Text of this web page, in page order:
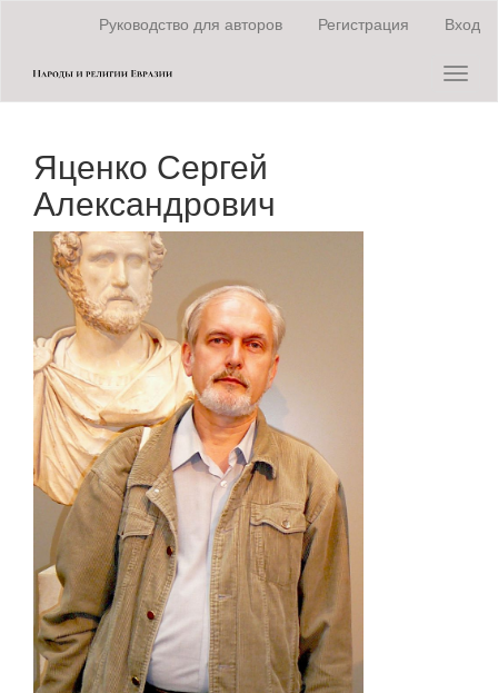
содержанию
страницы
Основное
содержание
Боковая
панель
Руководство для авторов Регистрация Вход
Яценко Сергей
Александрович